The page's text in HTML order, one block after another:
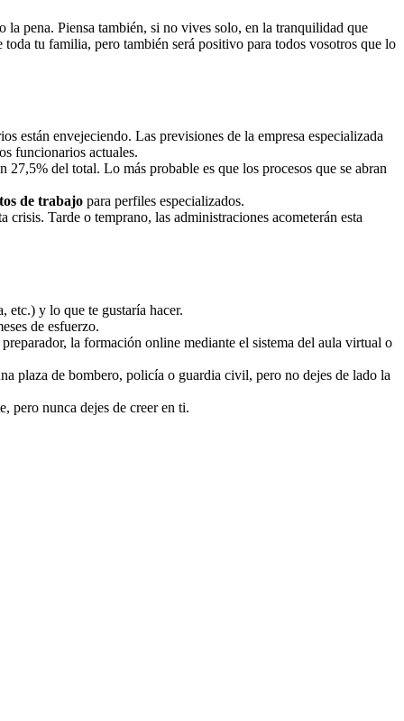
la pena. Piensa también, si no vives solo, en la tranquilidad que
tu familia, pero también será positivo para todos vosotros que lo
están envejeciendo. Las previsiones de la empresa especializada
funcionarios actuales.
27,5% del total. Lo más probable es que los procesos que se abran
de trabajo para perfiles especializados.
crisis. Tarde o temprano, las administraciones acometerán esta
etc.) y lo que te gustaría hacer.
de esfuerzo.
la formación online mediante el sistema del aula virtual o
plaza de bombero, policía o guardia civil, pero no dejes de lado la
pero nunca dejes de creer en ti.